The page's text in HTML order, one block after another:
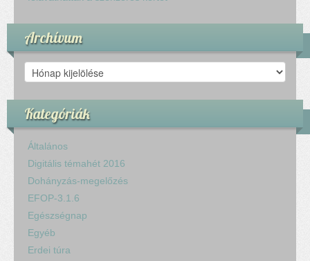
Archívum
Archívum
Kategóriák
Általános
Digitális témahét 2016
Dohányzás-megelőzés
EFOP-3.1.6
Egészségnap
Egyéb
Erdei túra